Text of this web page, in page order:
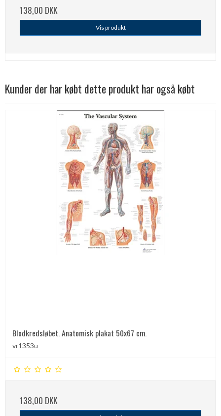
138,00 DKK
Vis produkt
Kunder der har købt dette produkt har også købt
Blodkredsløbet. Anatomisk plakat 50x67 cm.
vr1353u
138,00 DKK